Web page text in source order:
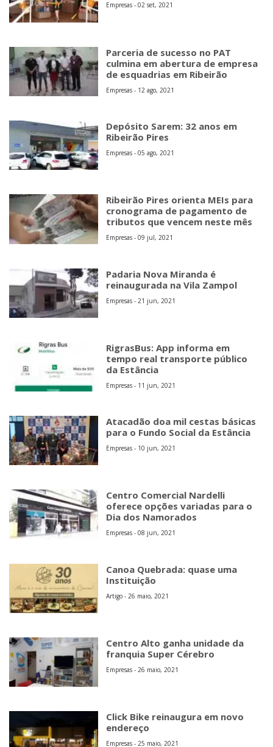
Empresas - 02 set, 2021
Parceria de sucesso no PAT
culmina em abertura de empresa
de esquadrias em Ribeirão
Empresas - 12 ago, 2021
Depósito Sarem: 32 anos em
Ribeirão Pires
Empresas - 05 ago, 2021
Ribeirão Pires orienta MEIs para
cronograma de pagamento de
tributos que vencem neste mês
Empresas - 09 jul, 2021
Padaria Nova Miranda é
reinaugurada na Vila Zampol
Empresas - 21 jun, 2021
RigrasBus: App informa em
tempo real transporte público
da Estância
Empresas - 11 jun, 2021
Atacadão doa mil cestas básicas
para o Fundo Social da Estância
Empresas - 10 jun, 2021
Centro Comercial Nardelli
oferece opções variadas para o
Dia dos Namorados
Empresas - 08 jun, 2021
Canoa Quebrada: quase uma
Instituição
Artigo - 26 maio, 2021
Centro Alto ganha unidade da
franquia Super Cérebro
Empresas - 26 maio, 2021
Click Bike reinaugura em novo
endereço
Empresas - 25 maio, 2021